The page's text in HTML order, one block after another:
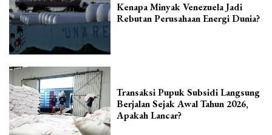
Kenapa Minyak Venezuela Jadi
Rebutan Perusahaan Energi Dunia?
Transaksi Pupuk Subsidi Langsung
Berjalan Sejak Awal Tahun 2026,
Apakah Lancar?